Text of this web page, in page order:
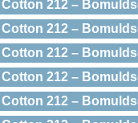
212 –
212 –
212 –
212 –
212 –